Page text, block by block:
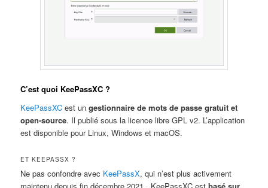
C’est quoi KeePassXC ?
KeePassXC est ungestionnaire de mots de passe gratuit et
open-source. Il publié sous la licence libre GPL v2. L’application
est disponible pour Linux, Windows et macOS.
ET KEEPASSX ?
Ne pas confondre avec KeePassX, qui n’est plus activement